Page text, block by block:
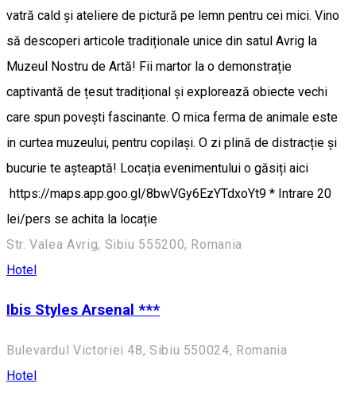
vatră cald și ateliere de pictură pe lemn pentru cei mici. Vino
să descoperi articole tradiționale unice din satul Avrig la
Muzeul Nostru de Artă! Fii martor la o demonstrație
captivantă de țesut tradițional și explorează obiecte vechi
care spun povești fascinante. O mica ferma de animale este
in curtea muzeului, pentru copilași. O zi plină de distracție și
bucurie te așteaptă! Locația evenimentului o găsiți aici
https://maps.app.goo.gl/8bwVGy6EzYTdxoYt9 * Intrare 20
lei/pers se achita la locație
Str. Valea Avrig, Sibiu 555200, Romania
Hotel
Ibis Styles Arsenal ***
Bulevardul Victoriei 48, Sibiu 550024, Romania
Hotel